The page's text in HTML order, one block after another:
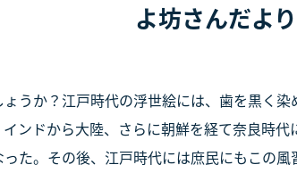
よ坊さんだよ
うか？江戸時代の浮世絵には、歯を黒く
ンドから大陸、さらに朝鮮を経て奈良時
た。その後、江戸時代には庶民にもこの